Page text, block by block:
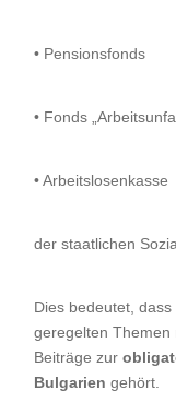
• Pensionsfonds
• Fonds
• Arbeitslosenkasse
der staatlichen
Dies bedeutet,
geregelten Themen
Beiträge zur
Bulgarien gehört.